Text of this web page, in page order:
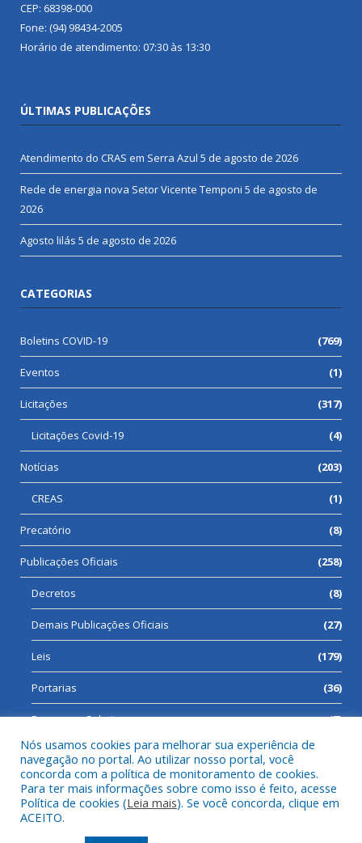
CEP: 68398-000
Fone: (94) 98434-2005
Horário de atendimento: 07:30 às 13:30
ÚLTIMAS PUBLICAÇÕES
Atendimento do CRAS em Serra Azul 5 de agosto de 2026
Rede de energia nova Setor Vicente Temponi 5 de agosto de
2026
Agosto lilás 5 de agosto de 2026
CATEGORIAS
Boletins COVID-19 (769)
Eventos (1)
Licitações (317)
Licitações Covid-19 (4)
Notícias (203)
CREAS (1)
Precatório (8)
Publicações Oficiais (258)
Decretos (8)
Demais Publicações Oficiais (27)
Leis (179)
Portarias (36)
Processos Seletivos (7)
Todos os direitos reservados a Prefeitura Municipal de Cumaru
do Norte.
Nós usamos cookies para melhorar sua experiência de
navegação no portal. Ao utilizar nosso portal, você
concorda com a política de monitoramento de cookies.
Para ter mais informações sobre como isso é feito, acesse
Política de cookies (Leia mais). Se você concorda, clique em
ACEITO.